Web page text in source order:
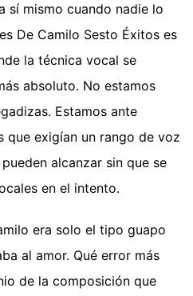
sí mismo cuando nadie lo
De Camilo Sesto Éxitos es
la técnica vocal se
absoluto. No estamos
Estamos ante
que exigían un rango de voz
alcanzar sin que se
en el intento.
era solo el tipo guapo
al amor. Qué error más
de la composición que